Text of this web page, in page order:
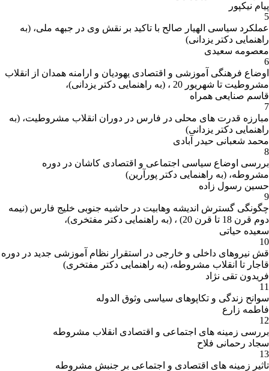
پیام نیکپور
5
عملکرد سیاسی الهیار صالح با تاکید بر نقش وی در جبهه ملی، (به
راهنمایی دکتر یزدانی)
معصومه سعیدی
6
اوضاع فرهنگی آموزشی و اقتصادی یهودیان و ارامنه همدان از انقلاب
مشروطیت تا شهریور 20 ، (به راهنمایی دکتر یزدانی)،
قاسم صنایعی همراه
7
مبارزه قدرت های محلی در فارس در دوران انقلاب مشروطیت، (به
راهنمایی دکتر یزدانی)
محمد شعبانی حیدر آبادی
8
بررسی اوضاع سیاسی اجتماعی و اقتصادی کاشان در دوره
مشروطه، (به راهنمایی دکتر پورآرین)
حسین رسول زاده
9
چگونگی گسترش اندیشه وهابیت در حاشیه جنوبی خلیج فارس (نیمه
دوم قرن 18 تا قرن 20) ، (به راهنمایی دکتر مفتخری)،
سعیده حیاتی
10
قش نیروهای داخلی و خارجی در استقرار نظام آموزشی جدید در دوره
قاجار تا انقلاب مشروطه، (به راهنمایی دکتر مفتخری)
فریدون تقی نژاد
11
سوانح زندگی و تکاپوهای سیاسی وثوق الدوله
فاطمه زارع
12
بررسی زمینه های اجتماعی و اقتصادی انقلاب مشروطه
سجاد رحمانی فلاح
13
تاثیر زمینه های اقتصادی و اجتماعی بر جنبش مشروطه